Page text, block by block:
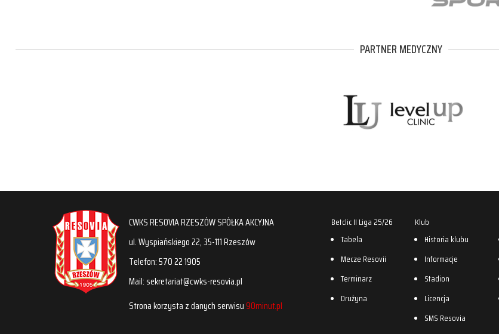
PARTNER MEDYCZNY
CWKS RESOVIA RZESZÓW SPÓŁKA AKCYJNA
ul. Wyspiańskiego 22, 35-111 Rzeszów
Telefon: 570 22 1905
Mail: sekretariat@cwks-resovia.pl
Strona korzysta z danych serwisu90minut.pl
Betclic II Liga 25/26
Tabela
Mecze Resovii
Terminarz
Drużyna
Klub
Historia klubu
Informacje
Stadion
Licencja
SMS Resovia